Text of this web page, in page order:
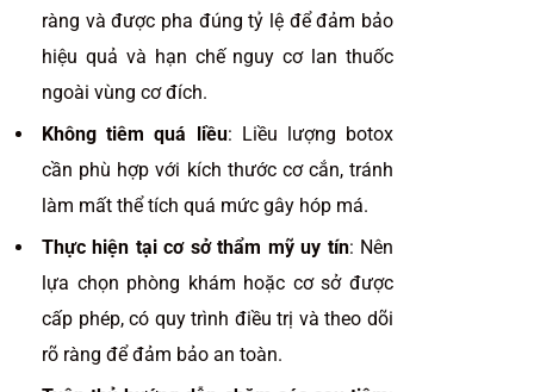
ràng và được pha đúng tỷ lệ để đảm bảo
hiệu quả và hạn chế nguy cơ lan thuốc
ngoài vùng cơ đích.
Không tiêm quá liều: Liều lượng botox
cần phù hợp với kích thước cơ cắn, tránh
làm mất thể tích quá mức gây hóp má.
Thực hiện tại cơ sở thẩm mỹ uy tín: Nên
lựa chọn phòng khám hoặc cơ sở được
cấp phép, có quy trình điều trị và theo dõi
rõ ràng để đảm bảo an toàn.